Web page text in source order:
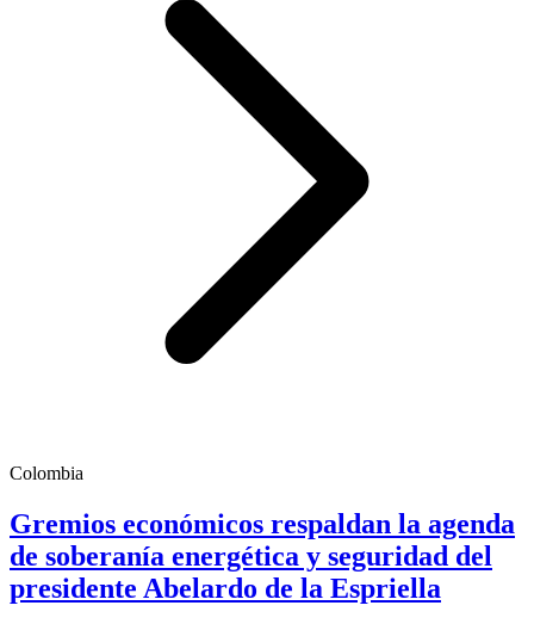
Colombia
Gremios económicos respaldan la agenda
de soberanía energética y seguridad del
presidente Abelardo de la Espriella